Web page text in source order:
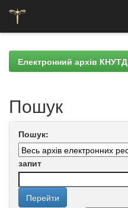
navigationЕлектронний архів КНУТД
Пошук
Пошук:
запит